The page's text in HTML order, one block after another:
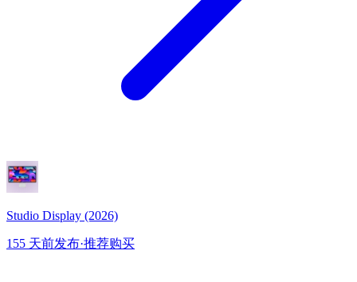
Studio Display (2026)
155 天前发布·推荐购买